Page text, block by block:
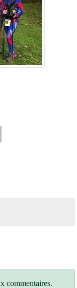
commentaires.